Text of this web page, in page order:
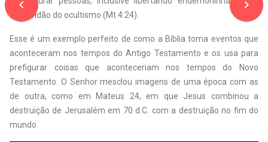
navigate_before
escravidão do ocultismo (Mt 4:24).
Esse é um exemplo perfeito de como a Bíblia toma eventos que
aconteceram nos tempos do Antigo Testamento e os usa para
prefigurar coisas que aconteceriam nos tempos do Novo
Testamento. O Senhor mesclou imagens de uma época com as
de outra, como em Mateus 24, em que Jesus combinou a
destruição de Jerusalém em 70 d.C. com a destruição no fim do
mundo.
navigate_next